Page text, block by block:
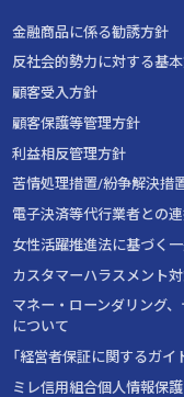
金融商品に係る勧誘方針
反社会的勢力に対する基
顧客受入方針
顧客保護等管理方針
利益相反管理方針
苦情処理措置/紛争解決措
電子決済等代行業者との
女性活躍推進法に基づく
カスタマーハラスメント
マネー・ローンダリング
について
「経営者保証に関するガ
ミレ信用組合個人情報保